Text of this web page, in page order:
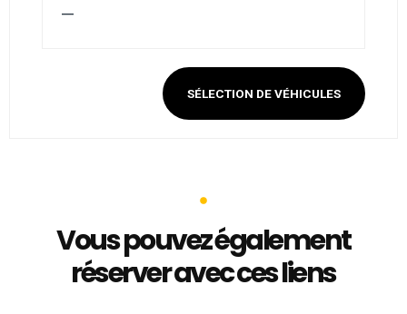
—
SÉLECTION DE VÉHICULES
Vous pouvez également
réserver avec ces liens